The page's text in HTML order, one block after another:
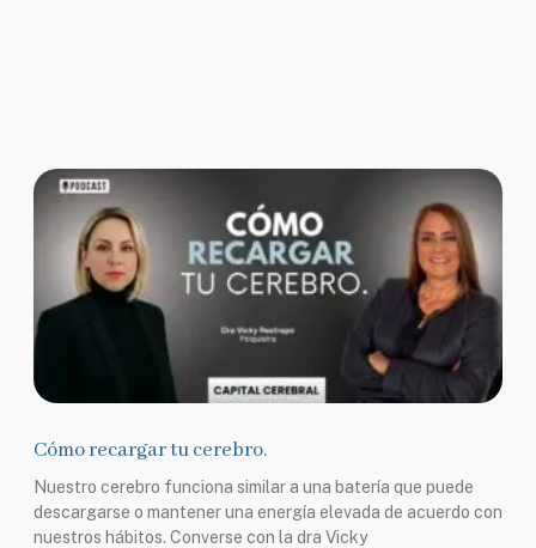
Cómo recargar tu cerebro.
Nuestro cerebro funciona similar a una batería que puede
descargarse o mantener una energía elevada de acuerdo con
nuestros hábitos. Converse con la dra Vicky